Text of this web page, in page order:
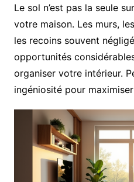
Le sol n’est pas la seule
votre maison. Les murs,
les recoins souvent
opportunités
organiser votre intérieur.
ingéniosité pour